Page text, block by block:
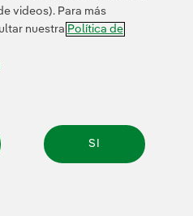
la IA Política de cookies
Canal de denuncias
S.A. Reservados todos los derechos.
videos). Para más
nuestra Política de
SI